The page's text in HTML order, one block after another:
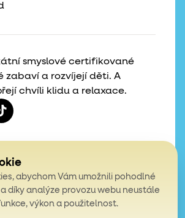
smyslové certifikované
zabaví a rozvíjejí děti. A
chvíli klidu a relaxace.
4,9
abychom Vám umožnili pohodlné
díky analýze provozu webu neustále
výkon a použitelnost.